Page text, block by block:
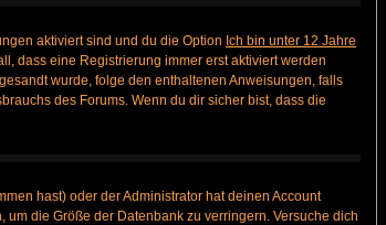
aktiviert sind und du die Option Ich bin unter 12 Jahre
dass eine Registrierung immer erst aktiviert werden
wurde, folge den enthaltenen Anweisungen, falls
des Forums. Wenn du dir sicher bist, dass die
hast) oder der Administrator hat deinen Account
die Größe der Datenbank zu verringern. Versuche dich